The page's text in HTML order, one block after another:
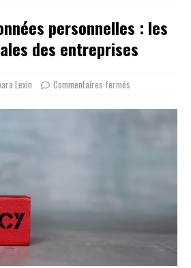
personnelles : les
des entreprises
Lexin Commentaires fermés